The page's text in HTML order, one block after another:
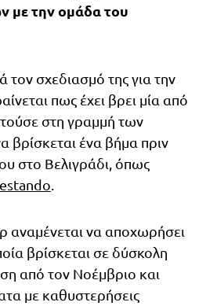
με την ομάδα του
σχεδιασμό της για την
πως έχει βρει μία από
στη γραμμή των
βρίσκεται ένα βήμα πριν
στο Βελιγράδι, όπως
αναμένεται να αποχωρήσει
βρίσκεται σε δύσκολη
από τον Νοέμβριο και
με καθυστερήσεις